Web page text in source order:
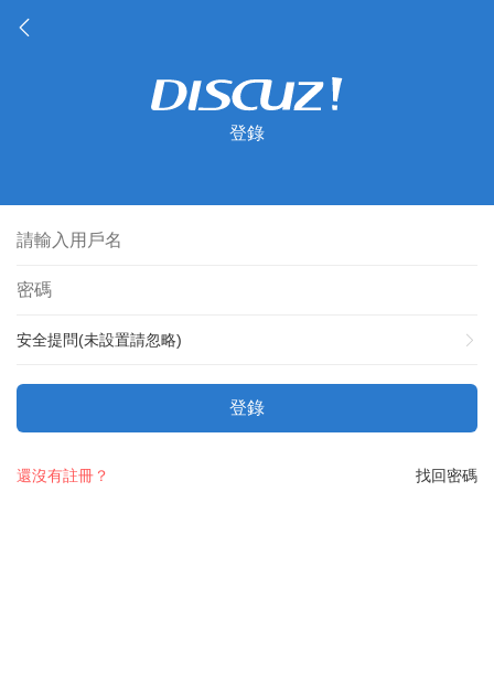
登錄
安全提問(未設置請忽略)
登錄
找回密碼
還沒有註冊？